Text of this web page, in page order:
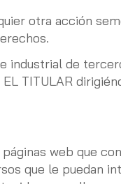
otra acción
industrial de
TITULAR
web que
que le puedan